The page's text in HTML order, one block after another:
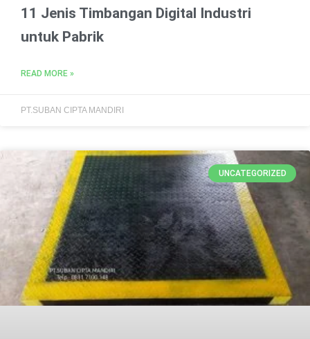
11 Jenis Timbangan Digital Industri
untuk Pabrik
READ MORE »
PT.SUBAN CIPTA MANDIRI
UNCATEGORIZED